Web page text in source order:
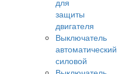
для
защиты
двигателя
Выключатель
автоматический
силовой